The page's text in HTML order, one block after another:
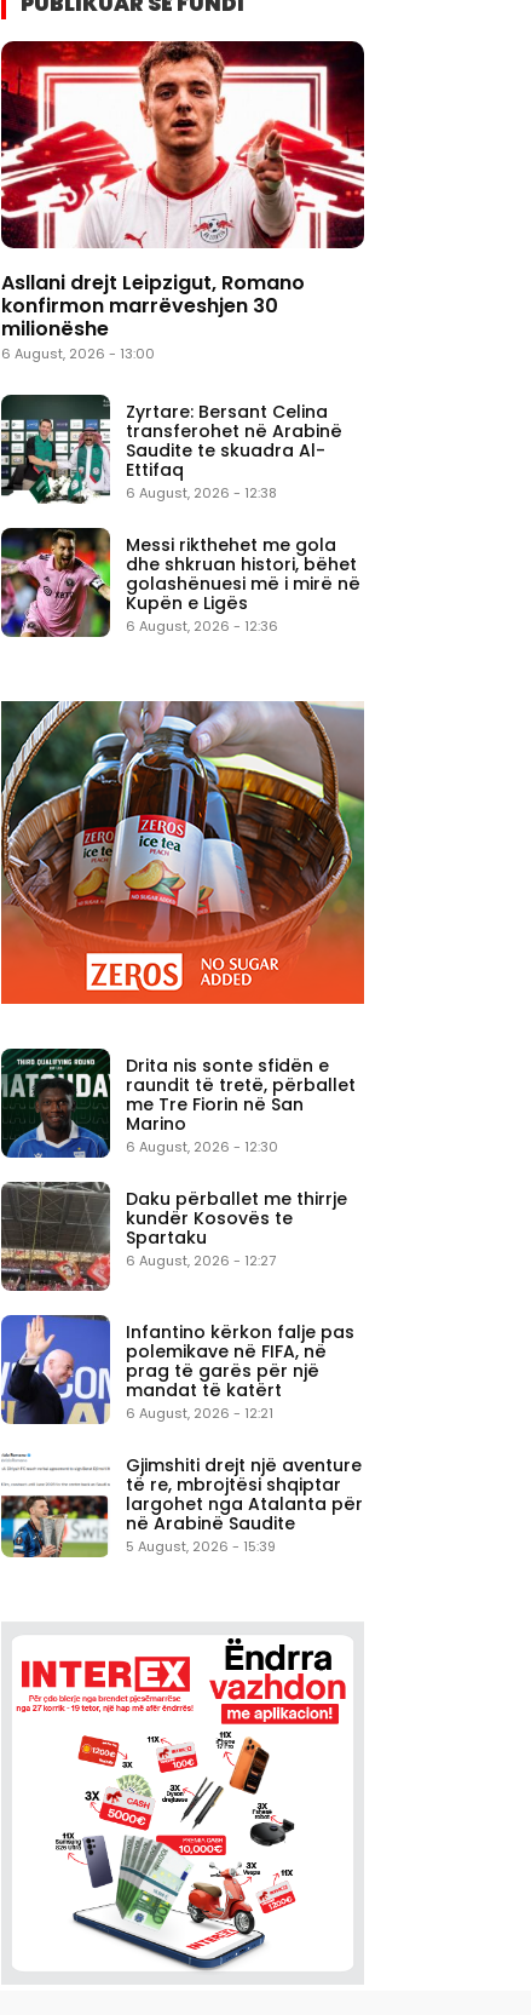
Asllani drejt Leipzigut, Romano
konfirmon marrëveshjen 30
milionëshe
6 August, 2026 - 13:00
Zyrtare: Bersant Celina
transferohet në Arabinë
Saudite te skuadra Al-
Ettifaq
6 August, 2026 - 12:38
Messi rikthehet me gola
dhe shkruan histori, bëhet
golashënuesi më i mirë në
Kupën e Ligës
6 August, 2026 - 12:36
Drita nis sonte sfidën e
raundit të tretë, përballet
me Tre Fiorin në San
Marino
6 August, 2026 - 12:30
Daku përballet me thirrje
kundër Kosovës te
Spartaku
6 August, 2026 - 12:27
Infantino kërkon falje pas
polemikave në FIFA, në
prag të garës për një
mandat të katërt
6 August, 2026 - 12:21
Gjimshiti drejt një aventure
të re, mbrojtësi shqiptar
largohet nga Atalanta për
në Arabinë Saudite
5 August, 2026 - 15:39